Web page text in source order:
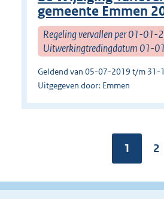
gemeente Emmen
Regeling vervallen per 01-01-
Uitwerkingtredingdatum 01-
Geldend van 05-07-2019 t/m 31-
Uitgegeven door: Emmen
Pagina:
1
P
g
2